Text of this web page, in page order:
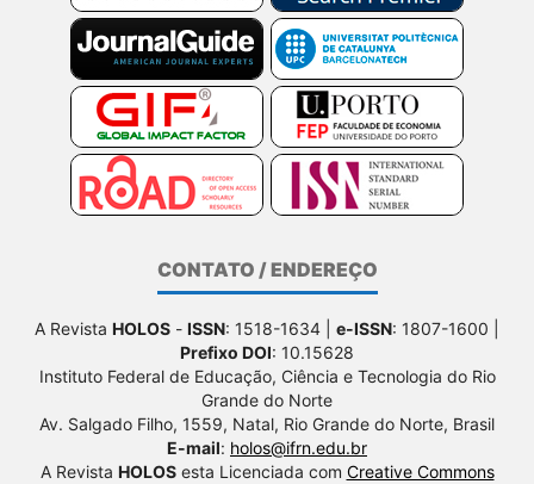
CONTATO / ENDEREÇO
A Revista HOLOS - ISSN: 1518-1634 | e-ISSN: 1807-1600 |
Prefixo DOI: 10.15628
Instituto Federal de Educação, Ciência e Tecnologia do Rio
Grande do Norte
Av. Salgado Filho, 1559, Natal, Rio Grande do Norte, Brasil
E-mail: holos@ifrn.edu.br
A Revista HOLOSesta Licenciada com Creative Commons